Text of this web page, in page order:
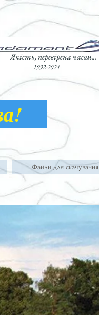
Якість, перевірена часом...
1992-2024
Файли для скачування